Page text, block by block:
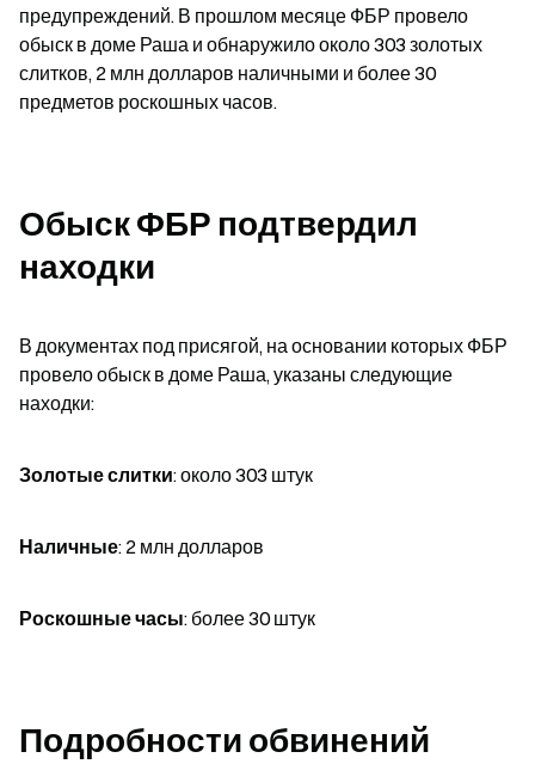
предупреждений. В прошлом месяце ФБР провело
обыск в доме Раша и обнаружило около 303 золотых
слитков, 2 млн долларов наличными и более 30
предметов роскошных часов.
Обыск ФБР подтвердил
находки
В документах под присягой, на основании которых ФБР
провело обыск в доме Раша, указаны следующие
находки:
Золотые слитки: около 303 штук
Наличные: 2 млн долларов
Роскошные часы: более 30 штук
Подробности обвинений